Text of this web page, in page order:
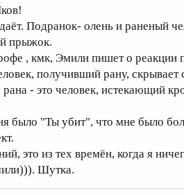
Подранок- олень и раненый
прыжок.
, кмк, Эмили пишет о реакции
получивший рану,
рана - это человек, истекающий
было "Ты убит", что мне было
это из тех времён, когда я
Шутка.